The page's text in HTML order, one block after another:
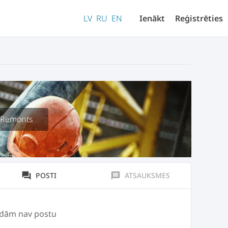
LV RU EN Ienākt Reģistrēties
forum POSTI message ATSAUKSMES
nav postu